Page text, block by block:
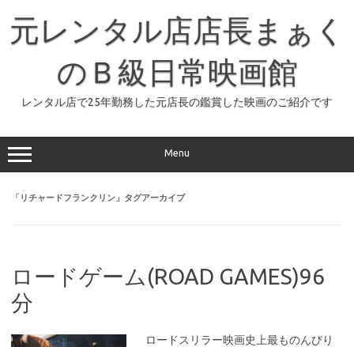
元レンタル店店長まぁく
のＢ級日常映画館
レンタル店で25年勤務した元店長の鑑賞した映画のご紹介です
Menu
「リチャードフランクリン 」タグアーカイブ
ロードゲーム(ROAD GAMES)96
分
ロードスリラー映画史上最ものんびり